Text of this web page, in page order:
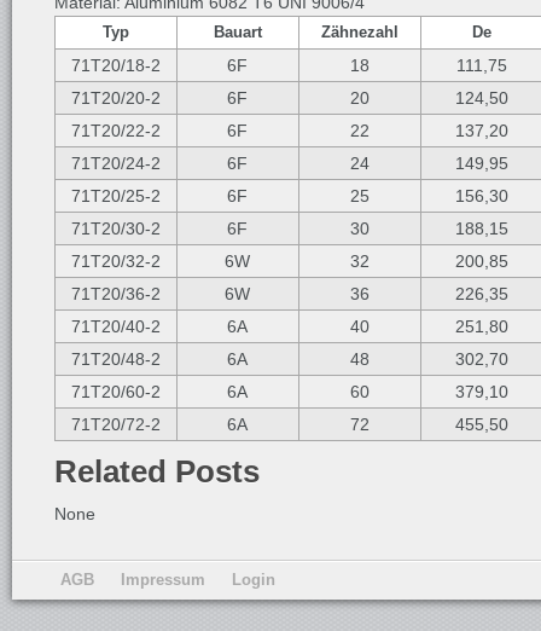
Typ Bauart Zähnezahl De
71T20/18-2 6F 18
111,75
71T20/20-2
6F 20
124,50
71T20/22-2
6F 22
137,20
71T20/24-2
6F 24
149,95
71T20/25-2
6F 25
156,30
71T20/30-2
6F 30
188,15
71T20/32-2
6W 32
200,85
71T20/36-2
6W 36
226,35
71T20/40-2
6A 40
251,80
71T20/48-2
6A 48
302,70
71T20/60-2
6A 60
379,10
71T20/72-2
6A 72 455,50
Related Posts
None
AGB Impressum Login